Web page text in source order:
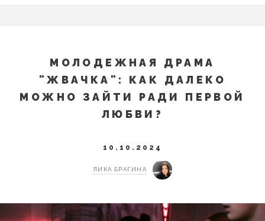
МОЛОДЕЖНАЯ ДРАМА
"ЖВАЧКА": КАК ДАЛЕКО
МОЖНО ЗАЙТИ РАДИ ПЕРВОЙ
ЛЮБВИ?
10.10.2024
ЛИКА БРАГИНА